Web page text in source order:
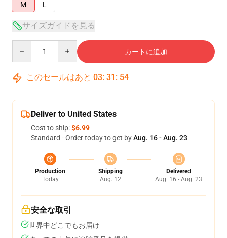
M
L
サイズガイドを見る
カートに追加
このセールはあと 03: 31 : 54
Deliver to United States
Cost to ship:$6.99
Standard - Order today to get byAug. 16 - Aug. 23
Production
Today
Shipping
Aug. 12
Delivered
Aug. 16 - Aug. 23
安全な取引
世界中どこでもお届け